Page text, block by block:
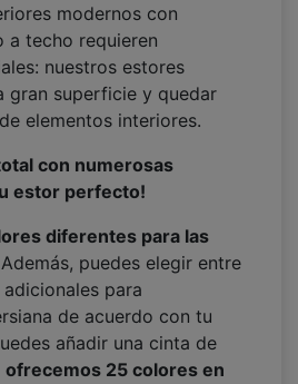
modernos con
a techo requieren
nuestros estores
gran superficie y quedar
elementos interiores.
con numerosas
estor perfecto!
diferentes para las
puedes elegir entre
para
de acuerdo con tu
añadir una cinta de
ofrecemos 25 colores en